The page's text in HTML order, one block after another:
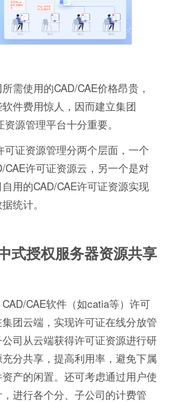
需使用的CAD/CAE价格昂贵，
件费用惊人，因而建立集团
源管理平台十分重要。
可证资源管理分两个层面，一个
CAE许可证资源云，另一个是对
用的CAD/CAE许可证资源实现
统计。
式授权服务器资源共享
CAE软件（如catia等）许可
团云端，实现许可证在线分放管
司从云端获得许可证资源进行研
分共享，提高利用率，避免下属
产的闲置。还可考虑通过用户使
进行各个分、子公司的计费管